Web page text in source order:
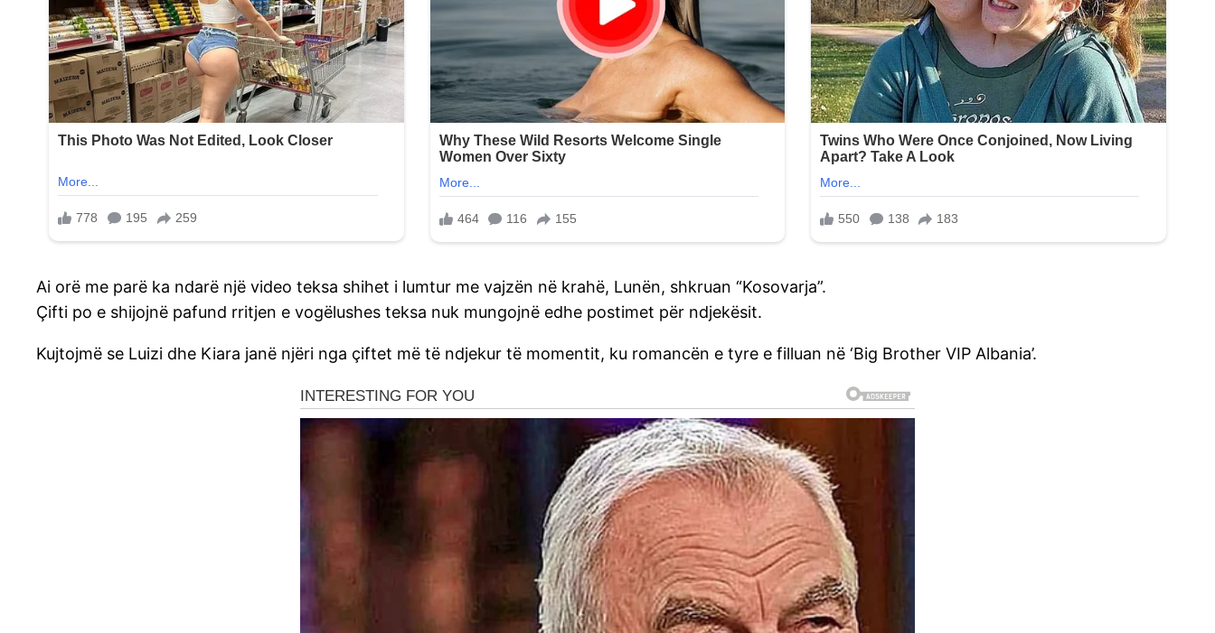
Ai orë me parë ka ndarë një video teksa shihet i lumtur me vajzën në krahë, Lunën, shkruan “Kosovarja”.
Çifti po e shijojnë pafund rritjen e vogëlushes teksa nuk mungojnë edhe postimet për ndjekësit.
Kujtojmë se Luizi dhe Kiara janë njëri nga çiftet më të ndjekur të momentit, ku romancën e tyre e filluan në ‘Big Brother VIP Albania’.